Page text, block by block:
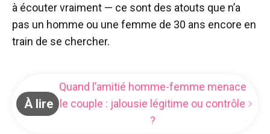
à écouter vraiment — ce sont des atouts que n’a
pas un homme ou une femme de 30 ans encore en
train de se chercher.
À lire
Quand l’amitié homme-femme menace
le couple : jalousie légitime ou contrôle
?